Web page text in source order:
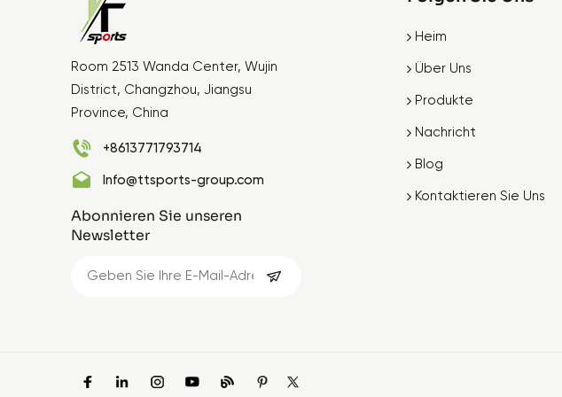
Room 2513 Wanda Center, Wujin
District, Changzhou, Jiangsu
Province, China
+8613771793714
Info@ttsports-group.com
Abonnieren Sie unseren
Newsletter
Heim
Über Uns
Produkte
Nachricht
Blog
Kontaktieren Sie Uns